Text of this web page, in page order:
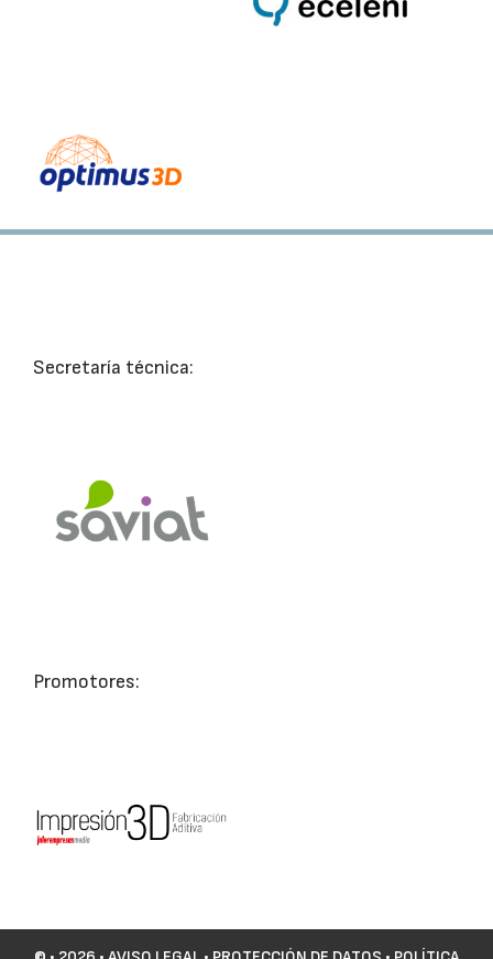
Secretaría técnica:
Promotores: